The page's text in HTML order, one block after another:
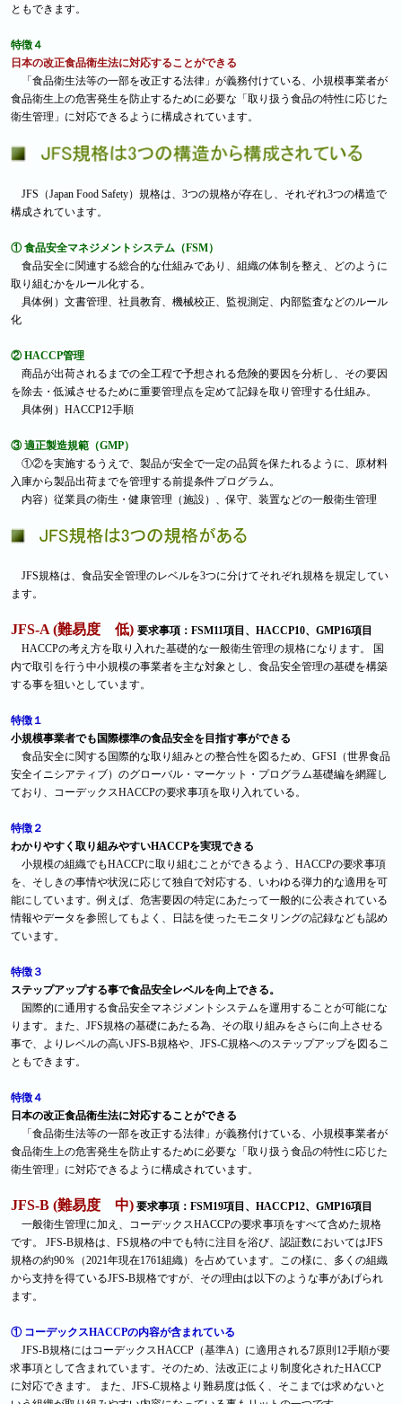
ともできます。
特徴４
日本の改正食品衛生法に対応することができる
「食品衛生法等の一部を改正する法律」が義務付けている、小規模事業者が
食品衛生上の危害発生を防止するために必要な「取り扱う食品の特性に応じた
衛生管理」に対応できるように構成されています。
JFS（Japan Food Safety）規格は、3つの規格が存在し、それぞれ3つの構造で
構成されています。
① 食品安全マネジメントシステム（FSM）
食品安全に関連する総合的な仕組みであり、組織の体制を整え、どのように
取り組むかをルール化する。
具体例）文書管理、社員教育、機械校正、監視測定、内部監査などのルール
化
② HACCP管理
商品が出荷されるまでの全工程で予想される危険的要因を分析し、その要因
を除去・低減させるために重要管理点を定めて記録を取り管理する仕組み。
具体例）HACCP12手順
③ 適正製造規範（GMP）
①②を実施するうえで、製品が安全で一定の品質を保たれるように、原材料
入庫から製品出荷までを管理する前提条件プログラム。
内容）従業員の衛生・健康管理（施設）、保守、装置などの一般衛生管理
JFS規格は、食品安全管理のレベルを3つに分けてそれぞれ規格を規定してい
ます。
JFS-A (難易度 低) 要求事項：FSM11項目、HACCP10、GMP16項目
HACCPの考え方を取り入れた基礎的な一般衛生管理の規格になります。 国
内で取引を行う中小規模の事業者を主な対象とし、食品安全管理の基礎を構築
する事を狙いとしています。
特徴１
小規模事業者でも国際標準の食品安全を目指す事ができる
食品安全に関する国際的な取り組みとの整合性を図るため、GFSI（世界食品
安全イニシアティブ）のグローバル・マーケット・プログラム基礎編を網羅し
ており、コーデックスHACCPの要求事項を取り入れている。
特徴２
わかりやすく取り組みやすいHACCPを実現できる
小規模の組織でもHACCPに取り組むことができるよう、HACCPの要求事項
を、そしきの事情や状況に応じて独自で対応する、いわゆる弾力的な適用を可
能にしています。例えば、危害要因の特定にあたって一般的に公表されている
情報やデータを参照してもよく、日誌を使ったモニタリングの記録なども認め
ています。
特徴３
ステップアップする事で食品安全レベルを向上できる。
国際的に通用する食品安全マネジメントシステムを運用することが可能にな
ります。また、JFS規格の基礎にあたる為、その取り組みをさらに向上させる
事で、よりレベルの高いJFS-B規格や、JFS-C規格へのステップアップを図るこ
ともできます。
特徴４
日本の改正食品衛生法に対応することができる
「食品衛生法等の一部を改正する法律」が義務付けている、小規模事業者が
食品衛生上の危害発生を防止するために必要な「取り扱う食品の特性に応じた
衛生管理」に対応できるように構成されています。
JFS-B (難易度 中) 要求事項：FSM19項目、HACCP12、GMP16項目
一般衛生管理に加え、コーデックスHACCPの要求事項をすべて含めた規格
です。 JFS-B規格は、FS規格の中でも特に注目を浴び、認証数においてはJFS
規格の約90％（2021年現在1761組織）を占めています。この様に、多くの組織
から支持を得ているJFS-B規格ですが、その理由は以下のような事があげられ
ます。
① コーデックスHACCPの内容が含まれている
JFS-B規格にはコーデックスHACCP（基準A）に適用される7原則12手順が要
求事項として含まれています。そのため、法改正により制度化されたHACCP
に対応できます。 また、JFS-C規格より難易度は低く、そこまでは求めないと